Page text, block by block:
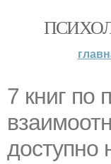
7 книг по
доступно